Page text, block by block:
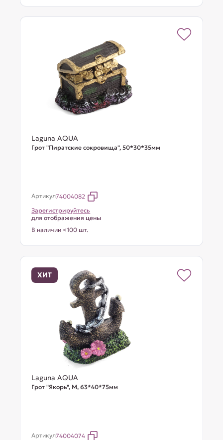
Laguna AQUA
Грот "Пиратские сокровища", 50*30*35мм
Артикул74004082
Зарегистрируйтесь
для отображения цены
В наличии <100 шт.
ХИТ
Laguna AQUA
Грот "Якорь", M, 63*40*75мм
Артикул74004074